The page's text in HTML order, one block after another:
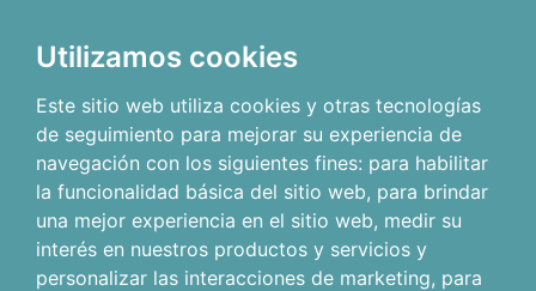
Utilizamos cookies
Este sitio web utiliza cookies y otras tecnologías
de seguimiento para mejorar su experiencia de
navegación con los siguientes fines: para habilitar
la funcionalidad básica del sitio web, para brindar
una mejor experiencia en el sitio web, medir su
interés en nuestros productos y servicios y
personalizar las interacciones de marketing, para